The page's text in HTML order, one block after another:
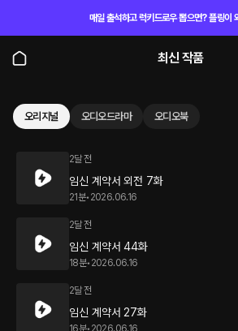
매일 출석하고 럭키드로우 뽑으면? 플링이
최신 작품
오리지널 오디오드라마 오디오북
2달 전
임신 계약서 외전 7화
21분• 2026.06.16
2달 전
임신 계약서 44화
18분• 2026.06.16
2달 전
임신 계약서 27화
16분• 2026.06.16